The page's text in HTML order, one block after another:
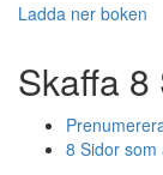
Ladda ner boken
Skaffa 8
8 Sidor som